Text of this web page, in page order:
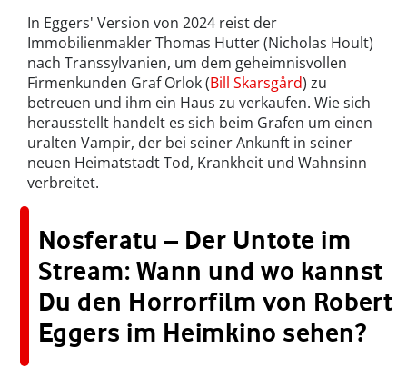
In Eggers' Version von 2024 reist der
Immobilienmakler Thomas Hutter (Nicholas Hoult)
nach Transsylvanien, um dem geheimnisvollen
Firmenkunden Graf Orlok (Bill Skarsgård) zu
betreuen und ihm ein Haus zu verkaufen. Wie sich
herausstellt handelt es sich beim Grafen um einen
uralten Vampir, der bei seiner Ankunft in seiner
neuen Heimatstadt Tod, Krankheit und Wahnsinn
verbreitet.
Nosferatu – Der Untote im
Stream: Wann und wo kannst
Du den Horrorfilm von Robert
Eggers im Heimkino sehen?